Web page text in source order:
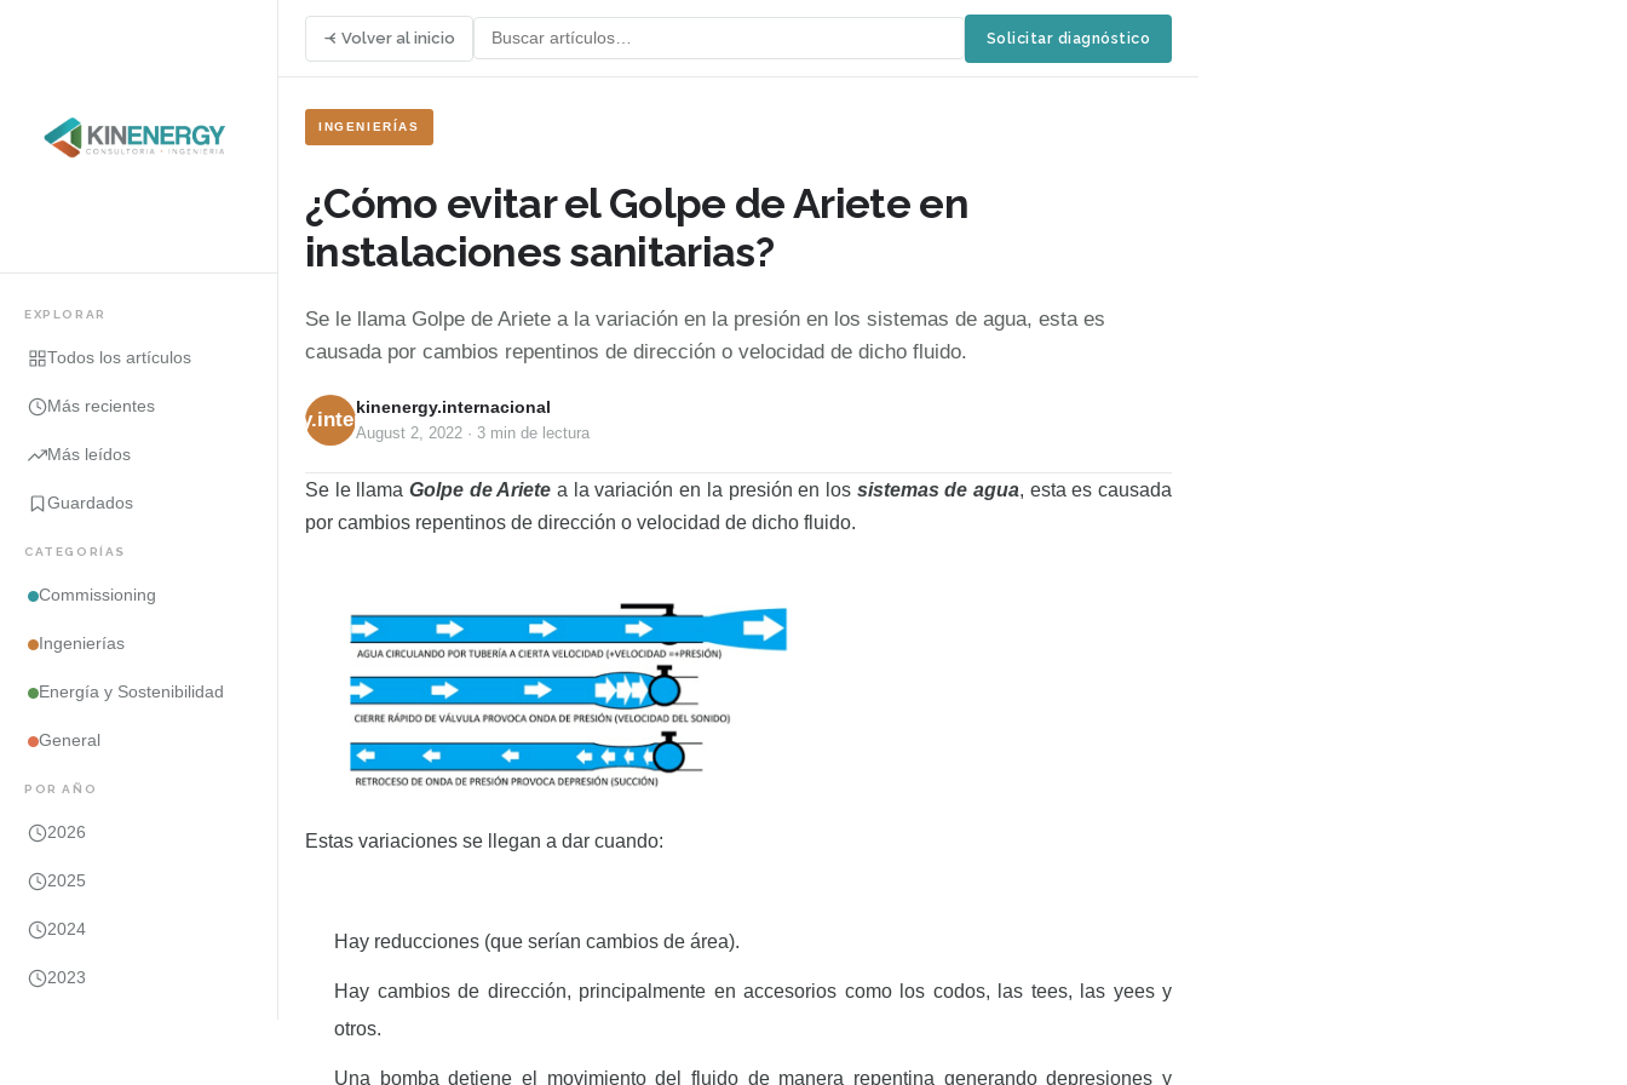
EXPLORAR
Todos los artículos
Más recientes
Más leídos
Guardados
CATEGORÍAS
Commissioning
Ingenierías
Energía y Sostenibilidad
General
POR AÑO
2026
2025
2024
2023
Volver al inicio Solicitar diagnóstico
INGENIERÍAS
¿Cómo evitar el Golpe de Ariete en
instalaciones sanitarias?
Se le llama Golpe de Ariete a la variación en la presión en los sistemas de agua, esta es
causada por cambios repentinos de dirección o velocidad de dicho fluido.
kinenergy.internacional
kinenergy.internacional
August 2, 2022 · 3 min de lectura
Se le llamaGolpe de Ariete a la variación en la presión en los sistemas de agua, esta es causada
por cambios repentinos de dirección o velocidad de dicho fluido.
Estas variaciones se llegan a dar cuando:
Hay reducciones (que serían cambios de área).
Hay cambios de dirección, principalmente en accesorios como los codos, las tees, las yees y
otros.
Una bomba detiene el movimiento del fluido de manera repentina generando depresiones y